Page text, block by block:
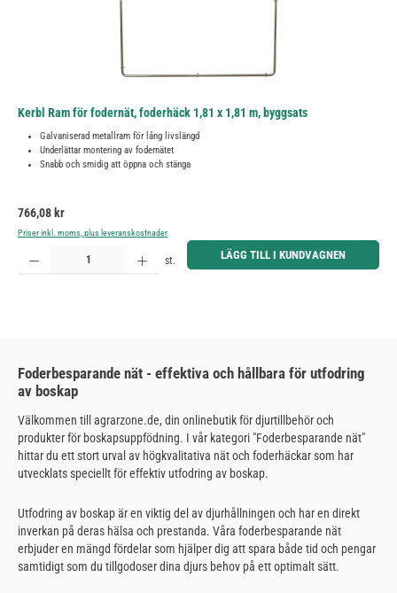
Kerbl Ram för fodernät, foderhäck 1,81 x 1,81 m, byggsats
Galvaniserad metallram för lång livslängd
Underlättar montering av fodernätet
Snabb och smidig att öppna och stänga
Ordinarie pris:
766,08 kr
Priser inkl. moms, plus leveranskostnader
Produktkvantitet: Ange önskat belopp eller använd knapparna för att öka eller minska kvantiteten.
st. LÄGG TILL I KUNDVAGNEN
Foderbesparande nät - effektiva och hållbara för utfodring
av boskap
Välkommen till agrarzone.de, din onlinebutik för djurtillbehör och
produkter för boskapsuppfödning. I vår kategori "Foderbesparande nät"
hittar du ett stort urval av högkvalitativa nät och foderhäckar som har
utvecklats speciellt för effektiv utfodring av boskap.
Utfodring av boskap är en viktig del av djurhållningen och har en direkt
inverkan på deras hälsa och prestanda. Våra foderbesparande nät
erbjuder en mängd fördelar som hjälper dig att spara både tid och pengar
samtidigt som du tillgodoser dina djurs behov på ett optimalt sätt.